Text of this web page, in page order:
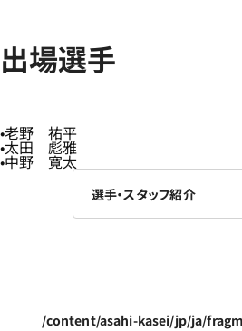
出場選手
老野 祐平
太田 彪雅
中野 寛太
選手・スタッフ紹介
/content/asahi-kasei/jp/ja/